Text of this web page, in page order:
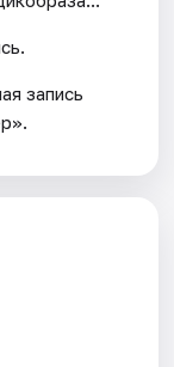
запись